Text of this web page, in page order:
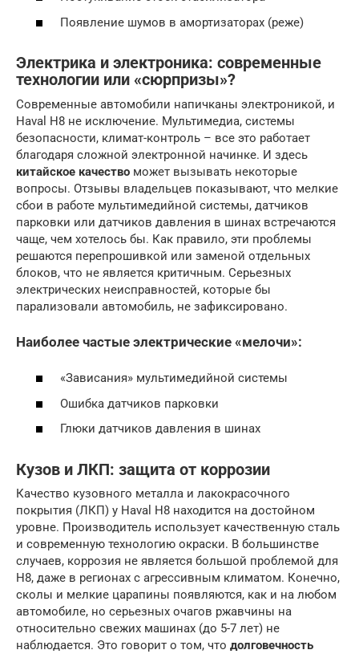
Появление шумов в амортизаторах (реже)
Электрика и электроника: современные
технологии или «сюрпризы»?
Современные автомобили напичканы электроникой, и
Haval H8 не исключение. Мультимедиа, системы
безопасности, климат-контроль – все это работает
благодаря сложной электронной начинке. И здесь
китайское качество может вызывать некоторые
вопросы. Отзывы владельцев показывают, что мелкие
сбои в работе мультимедийной системы, датчиков
парковки или датчиков давления в шинах встречаются
чаще, чем хотелось бы. Как правило, эти проблемы
решаются перепрошивкой или заменой отдельных
блоков, что не является критичным. Серьезных
электрических неисправностей, которые бы
парализовали автомобиль, не зафиксировано.
Наиболее частые электрические «мелочи»:
«Зависания» мультимедийной системы
Ошибка датчиков парковки
Глюки датчиков давления в шинах
Кузов и ЛКП: защита от коррозии
Качество кузовного металла и лакокрасочного
покрытия (ЛКП) у Haval H8 находится на достойном
уровне. Производитель использует качественную сталь
и современную технологию окраски. В большинстве
случаев, коррозия не является большой проблемой для
H8, даже в регионах с агрессивным климатом. Конечно,
сколы и мелкие царапины появляются, как и на любом
автомобиле, но серьезных очагов ржавчины на
относительно свежих машинах (до 5-7 лет) не
наблюдается. Это говорит о том, что долговечность